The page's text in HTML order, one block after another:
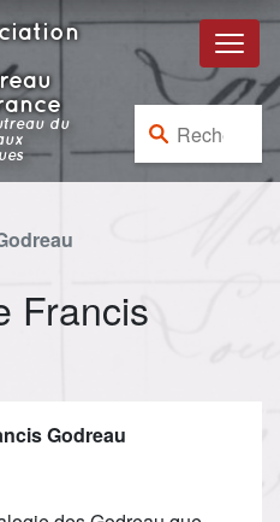
du
Rechercher :
Francis
Godreau